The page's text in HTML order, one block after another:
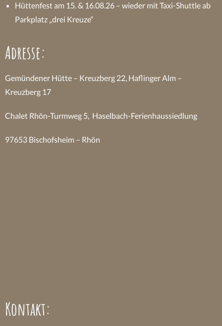
Hüttenfest am 15. & 16.08.26 – wieder mit Taxi-Shuttle ab
Parkplatz „drei Kreuze“
Adresse:
Gemündener Hütte – Kreuzberg 22, Haflinger Alm –
Kreuzberg 17
Chalet Rhön-Turmweg 5, Haselbach-Ferienhaussiedlung
97653 Bischofsheim – Rhön
Kontakt: